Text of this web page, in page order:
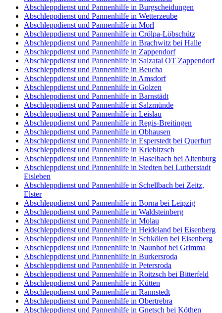
Abschleppdienst und Pannenhilfe in Burgscheidungen
Abschleppdienst und Pannenhilfe in Wetterzeube
Abschleppdienst und Pannenhilfe in Morl
Abschleppdienst und Pannenhilfe in Crölpa-Löbschütz
Abschleppdienst und Pannenhilfe in Brachwitz bei Halle
Abschleppdienst und Pannenhilfe in Zappendorf
Abschleppdienst und Pannenhilfe in Salzatal OT Zappendorf
Abschleppdienst und Pannenhilfe in Beucha
Abschleppdienst und Pannenhilfe in Amsdorf
Abschleppdienst und Pannenhilfe in Golzen
Abschleppdienst und Pannenhilfe in Barnstädt
Abschleppdienst und Pannenhilfe in Salzmünde
Abschleppdienst und Pannenhilfe in Leislau
Abschleppdienst und Pannenhilfe in Regis-Breitingen
Abschleppdienst und Pannenhilfe in Obhausen
Abschleppdienst und Pannenhilfe in Esperstedt bei Querfurt
Abschleppdienst und Pannenhilfe in Kriebitzsch
Abschleppdienst und Pannenhilfe in Haselbach bei Altenburg
Abschleppdienst und Pannenhilfe in Stedten bei Lutherstadt
Eisleben
Abschleppdienst und Pannenhilfe in Schellbach bei Zeitz,
Elster
Abschleppdienst und Pannenhilfe in Borna bei Leipzig
Abschleppdienst und Pannenhilfe in Waldsteinberg
Abschleppdienst und Pannenhilfe in Molau
Abschleppdienst und Pannenhilfe in Heideland bei Eisenberg
Abschleppdienst und Pannenhilfe in Schkölen bei Eisenberg
Abschleppdienst und Pannenhilfe in Naunhof bei Grimma
Abschleppdienst und Pannenhilfe in Burkersroda
Abschleppdienst und Pannenhilfe in Petersroda
Abschleppdienst und Pannenhilfe in Roitzsch bei Bitterfeld
Abschleppdienst und Pannenhilfe in Kütten
Abschleppdienst und Pannenhilfe in Rannstedt
Abschleppdienst und Pannenhilfe in Obertrebra
Abschleppdienst und Pannenhilfe in Gnetsch bei Köthen